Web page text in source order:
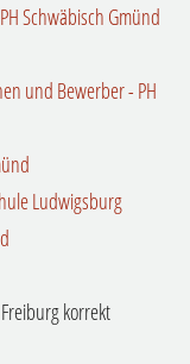
Schwäbisch Gmünd
und Bewerber - PH
Ludwigsburg
korrekt